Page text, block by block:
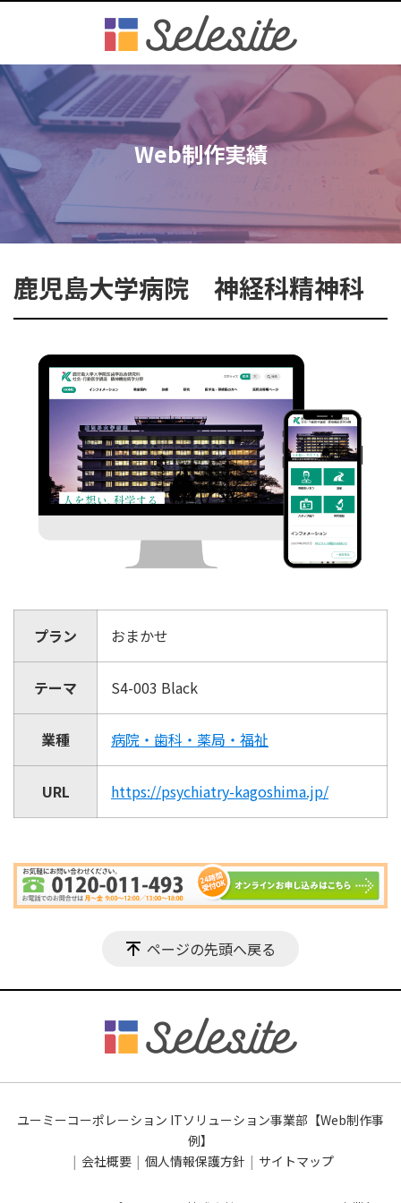
Web制作実績
鹿児島大学病院 神経科精神科
プラン おまかせ
テーマ S4-003 Black
業種 病院・歯科・薬局・福祉
URL https://psychiatry-kagoshima.jp/
ページの先頭へ戻る
ユーミーコーポレーション ITソリューション事業部【Web制作事
例】
会社概要
個人情報保護方針 サイトマップ